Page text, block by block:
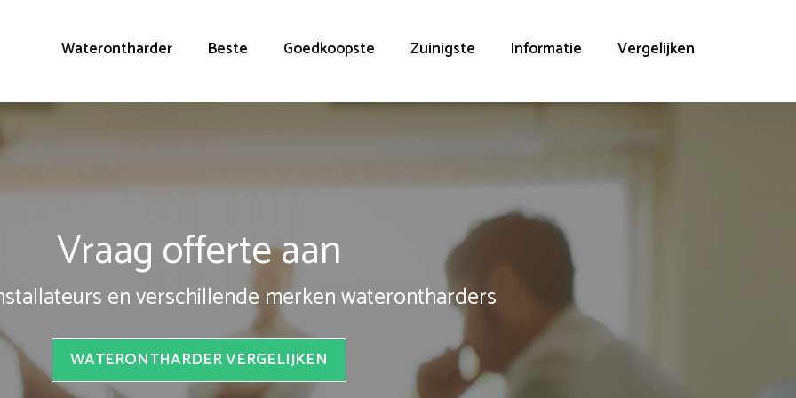
Waterontharder Beste Goedkoopste Zuinigste Informatie Vergelijken
Vraag offerte aan
en verschillende merken waterontharders
WATERONTHARDER VERGELIJKEN